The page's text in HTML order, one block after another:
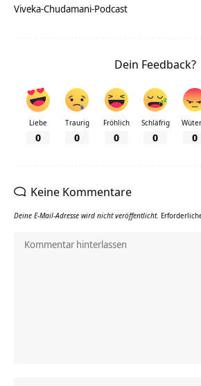
Viveka-Chudamani-Podcast
Dein Feedback?
Liebe
0
Traurig
0
Fröhlich
0
Schläfrig
0 0
Keine Kommentare
Deine E-Mail-Adresse wird nicht veröffentlicht.